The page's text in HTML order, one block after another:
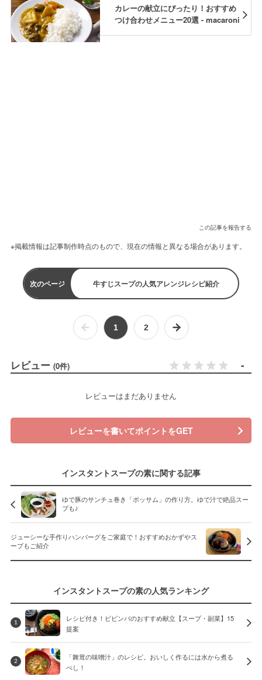
カレーの献立にぴったり！おすすめ
つけ合わせメニュー20選 - macaroni
この記事を報告する
※掲載情報は記事制作時点のもので、現在の情報と異なる場合があります。
次のページ 牛すじスープの人気アレンジレシピ紹介
1 2
レビュー (0件) -
レビューはまだありません
レビューを書いてポイントをGET
インスタントスープの素に関する記事
ゆで豚のサンチュ巻き「ポッサム」の作り方。ゆで汁で絶品スー
プも♪
ジューシーな手作りハンバーグをご家庭で！おすすめおかずやス
ープもご紹介
インスタントスープの素の人気ランキング
1
レシピ付き！ビビンバのおすすめ献立【スープ・副菜】15
提案
2
「舞茸の味噌汁」のレシピ。おいしく作るには水から煮る
べし！